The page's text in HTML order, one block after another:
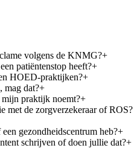
volgens de KNMG?+
patiëntenstop heeft?+
HOED-praktijken?+
mag dat?+
praktijk noemt?+
met de zorgverzekeraar of ROS?
gezondheidscentrum heb?+
schrijven of doen jullie dat?+